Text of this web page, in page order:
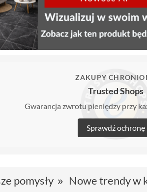
ZAKUPY
Trusted Shops
Gwarancja zwrotu pieniędzy przy
Sprawdź ochronę
pomysły Nowe trendy w